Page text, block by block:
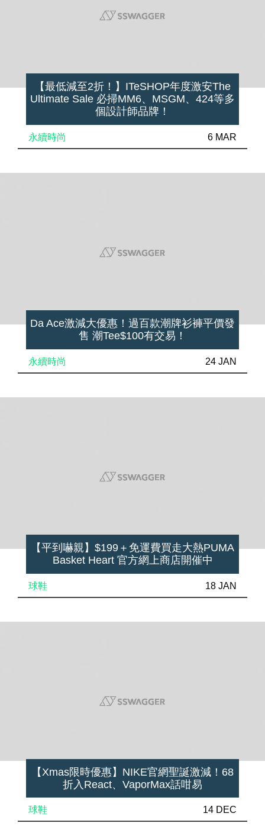
【最低減至2折！】ITeSHOP年度激安The
Ultimate Sale 必掃MM6、MSGM、424等多
個設計師品牌！
永續時尚 6 MAR
Da Ace激減大優惠！過百款潮牌衫褲平價發
售 潮Tee$100有交易！
永續時尚 24 JAN
【平到嚇親】$199＋免運費買走大熱PUMA
Basket Heart 官方網上商店開催中
球鞋 18 JAN
【Xmas限時優惠】NIKE官網聖誕激減！68
折入React、VaporMax話咁易
球鞋 14 DEC